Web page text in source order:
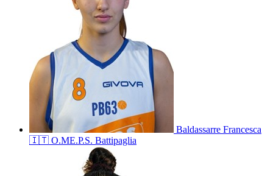
Baldassarre Francesca
🇮🇹 O.ME.P.S. Battipaglia